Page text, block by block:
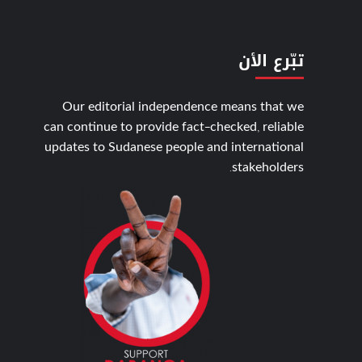
تبّرع الأن
Our editorial independence means that we
can continue to provide fact-checked, reliable
updates to Sudanese people and international
stakeholders.